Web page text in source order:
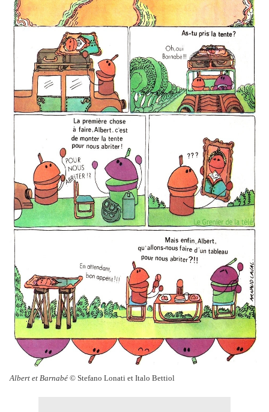
Albert et Barnabé © Stefano Lonati et Italo Bettiol